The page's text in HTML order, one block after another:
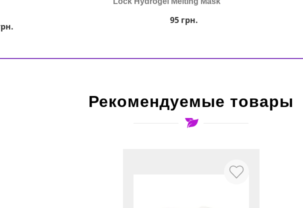
95 грн.
Рекомендуемые товары